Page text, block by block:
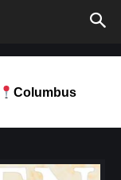
Columbus